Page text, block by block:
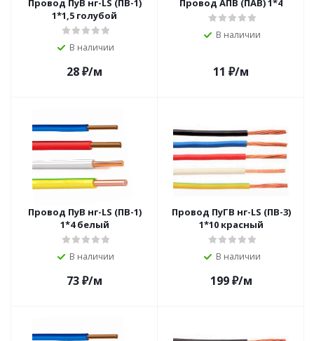
Провод ПуВ нг-LS (ПВ-1)
1*1,5 голубой
В наличии
28₽/м
Провод АПВ (ПАВ) 1*4
В наличии
11 ₽/м
Провод ПуВ нг-LS (ПВ-1)
1*4 белый
В наличии
73₽/м
Провод ПуГВ нг-LS (ПВ-3)
1*10 красный
В наличии
199₽/м